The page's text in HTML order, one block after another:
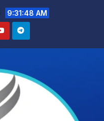
9:31:50 AM